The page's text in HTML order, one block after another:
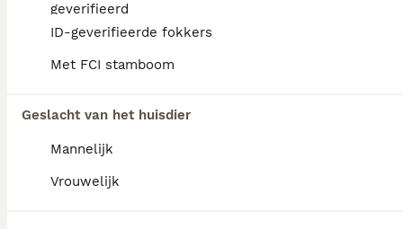
geverifieerd
ID-geverifieerde fokkers
Met FCI stamboom
Geslacht van het huisdier
Mannelijk
Vrouwelijk
FAQ's
Newfoundlander?
De gemiddelde prijs voor een
Newfoundlander pup in Nederland ligt rond
de €1195 maar dit kan variëren afhankelijk